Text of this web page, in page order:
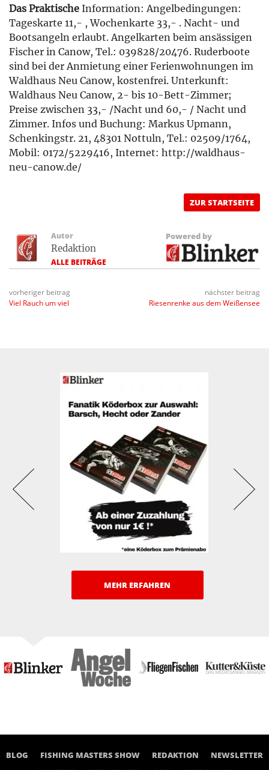
Das Praktische Information: Angelbedingungen:
Tageskarte 11,- , Wochenkarte 33,- . Nacht- und
Bootsangeln erlaubt. Angelkarten beim ansässigen
Fischer in Canow, Tel.: 039828/20476. Ruderboote
sind bei der Anmietung einer Ferienwohnungen im
Waldhaus Neu Canow, kostenfrei. Unterkunft:
Waldhaus Neu Canow, 2- bis 10-Bett-Zimmer;
Preise zwischen 33,- /Nacht und 60,- / Nacht und
Zimmer. Infos und Buchung: Markus Upmann,
Schenkingstr. 21, 48301 Nottuln, Tel.: 02509/1764,
Mobil: 0172/5229416, Internet: http://waldhaus-
neu-canow.de/
ZUR STARTSEITE
Autor
Redaktion
ALLE BEITRÄGE
Powered by
vorheriger beitrag
Viel Rauch um viel
nächster beitrag
Riesenrenke aus dem Weißensee
MEHR ERFAHREN
BLOG FISHING MASTERS SHOW REDAKTION
NEWSLETTER